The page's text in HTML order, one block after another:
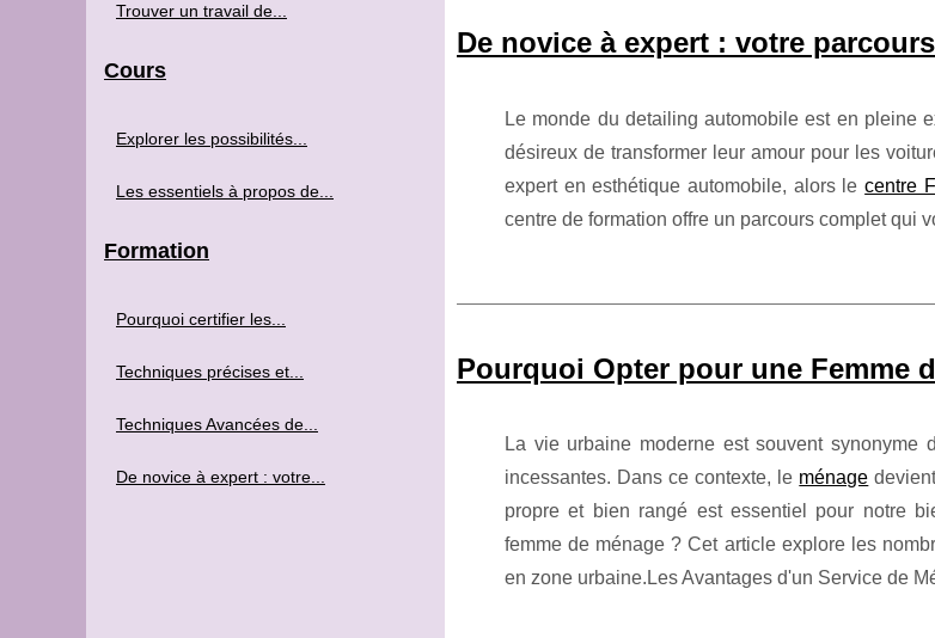
De novice à expert : votre
Le monde du detailing automobile est en pleine
désireux de transformer leur amour pour les
expert en esthétique automobile, alors lecentre
centre de formation offre un parcours complet qui
Pourquoi Opter pour une Femme
La vie urbaine moderne est souvent synonyme
incessantes. Dans ce contexte, le ménage
propre et bien rangé est essentiel pour notre
femme de ménage ? Cet article explore les
en zone urbaine.Les Avantages d'un Service de
Trouver un travail de...
Cours
Explorer les possibilités...
Les essentiels à propos de...
Formation
Pourquoi certifier les...
Techniques précises et...
Techniques Avancées de...
De novice à expert : votre...